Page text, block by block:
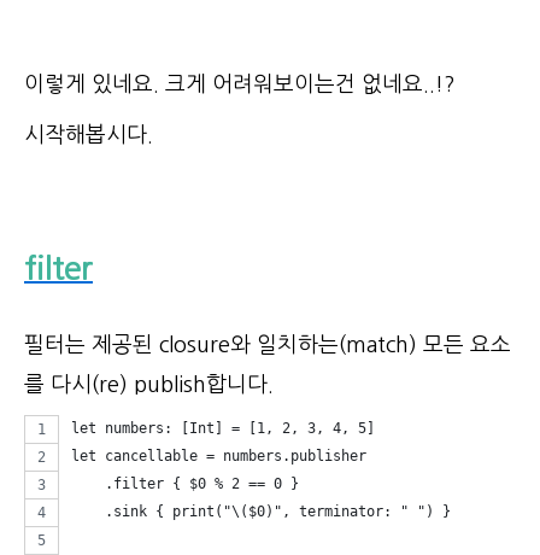
이렇게 있네요. 크게 어려워보이는건 없네요..!?
시작해봅시다.
filter
필터는 제공된 closure와 일치하는(match) 모든 요소
를 다시(re) publish합니다.
let numbers: [Int] = [1, 2, 3, 4, 5]
let cancellable = numbers.publisher
    .filter { $0 % 2 == 0 }
    .sink { print("\($0)", terminator: " ") }